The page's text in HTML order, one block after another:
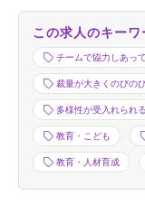
この求人のキーワ
チームで協力しあっ
裁量が大きくのびの
多様性が受入れられ
教育・こども
教育・人材育成